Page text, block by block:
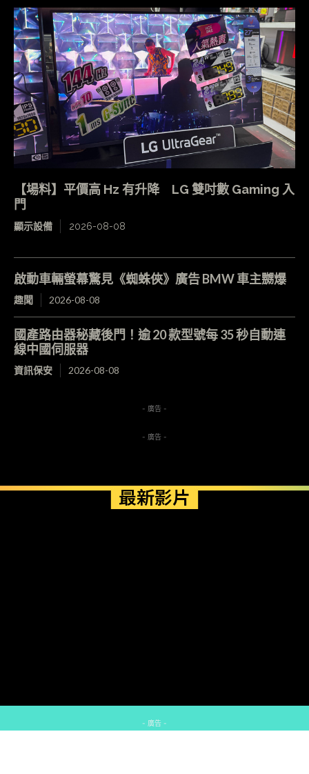
【場料】平價高 Hz 有升降 LG 雙吋數 Gaming 入
門
顯示設備 2026-08-08
啟動車輛螢幕驚見《蜘蛛俠》廣告 BMW 車主嬲爆
趣聞 2026-08-08
國產路由器秘藏後門！逾 20 款型號每 35 秒自動連
線中國伺服器
資訊保安 2026-08-08
- 廣告 -
- 廣告 -
最新影片
- 廣告 -